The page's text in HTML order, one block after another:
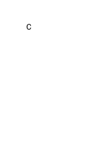
ｃ